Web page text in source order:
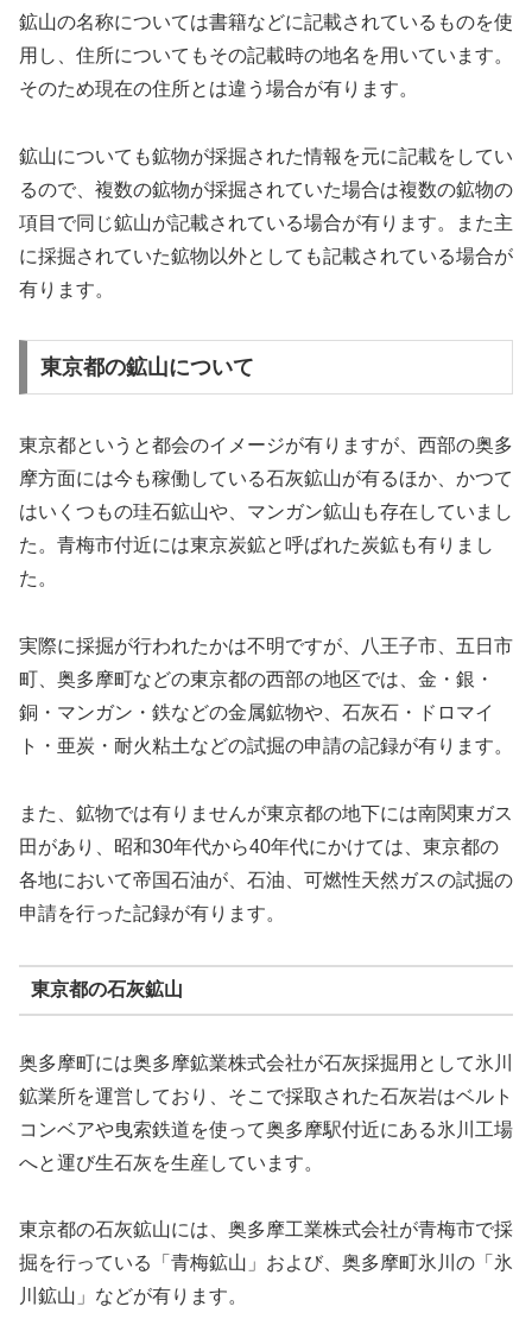
鉱山の名称については書籍などに記載されているものを使
用し、住所についてもその記載時の地名を用いています。
そのため現在の住所とは違う場合が有ります。
鉱山についても鉱物が採掘された情報を元に記載をしてい
るので、複数の鉱物が採掘されていた場合は複数の鉱物の
項目で同じ鉱山が記載されている場合が有ります。また主
に採掘されていた鉱物以外としても記載されている場合が
有ります。
東京都の鉱山について
東京都というと都会のイメージが有りますが、西部の奥多
摩方面には今も稼働している石灰鉱山が有るほか、かつて
はいくつもの珪石鉱山や、マンガン鉱山も存在していまし
た。青梅市付近には東京炭鉱と呼ばれた炭鉱も有りまし
た。
実際に採掘が行われたかは不明ですが、八王子市、五日市
町、奥多摩町などの東京都の西部の地区では、金・銀・
銅・マンガン・鉄などの金属鉱物や、石灰石・ドロマイ
ト・亜炭・耐火粘土などの試掘の申請の記録が有ります。
また、鉱物では有りませんが東京都の地下には南関東ガス
田があり、昭和30年代から40年代にかけては、東京都の
各地において帝国石油が、石油、可燃性天然ガスの試掘の
申請を行った記録が有ります。
東京都の石灰鉱山
奥多摩町には奥多摩鉱業株式会社が石灰採掘用として氷川
鉱業所を運営しており、そこで採取された石灰岩はベルト
コンベアや曳索鉄道を使って奥多摩駅付近にある氷川工場
へと運び生石灰を生産しています。
東京都の石灰鉱山には、奥多摩工業株式会社が青梅市で採
掘を行っている「青梅鉱山」および、奥多摩町氷川の「氷
川鉱山」などが有ります。